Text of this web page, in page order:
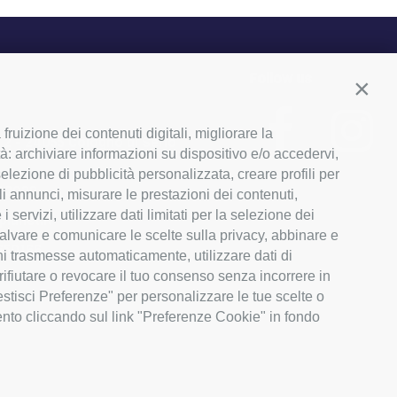
dei contenuti digitali, migliorare la
archiviare informazioni su dispositivo e/o accedervi,
di pubblicità personalizzata, creare profili per
misurare le prestazioni dei contenuti,
servizi, utilizzare dati limitati per la selezione dei
e comunicare le scelte sulla privacy, abbinare e
automaticamente, utilizzare dati di
o revocare il tuo consenso senza incorrere in
Preferenze" per personalizzare le tue scelte o
cliccando sul link "Preferenze Cookie" in fondo
2 - 24055 Cologno al Serio